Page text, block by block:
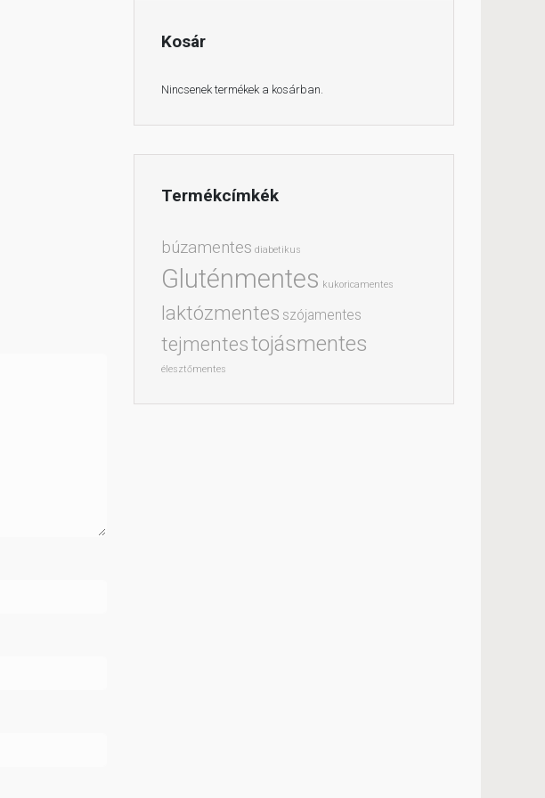
Kosár
Nincsenek termékek a kosárban.
Termékcímkék
búzamentes diabetikus
Gluténmentes kukoricamentes
laktózmentes szójamentes
tejmentestojásmentes
élesztőmentes